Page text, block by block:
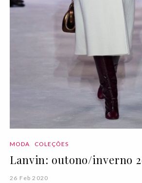
MODA COLEÇÕES
Lanvin: outono/inverno
26 Feb 2020